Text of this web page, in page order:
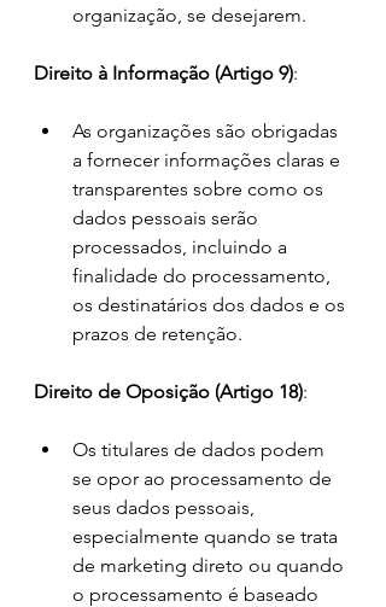
organização, se desejarem.
Direito à Informação (Artigo 9):
As organizações são obrigadas
a fornecer informações claras e
transparentes sobre como os
dados pessoais serão
processados, incluindo a
finalidade do processamento,
os destinatários dos dados e os
prazos de retenção.
Direito de Oposição (Artigo 18):
Os titulares de dados podem
se opor ao processamento de
seus dados pessoais,
especialmente quando se trata
de marketing direto ou quando
o processamento é baseado